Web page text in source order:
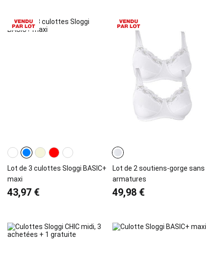
Lot de 3 culottes Sloggi BASIC+
maxi
43,97 €
Lot de 2 soutiens-gorge sans
armatures
49,98 €